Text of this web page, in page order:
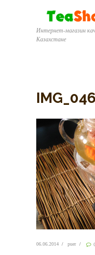
Интернет-магазин
Казахстане
06.06.2014 puer